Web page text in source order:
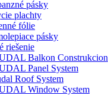
pásky
plachty
fólie
pásky
riešenie
Balkon Construkcion
Panel System
Roof System
Window System